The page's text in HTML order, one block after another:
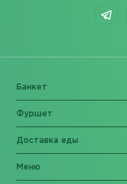
Банкет
Фуршет
Доставка еды
Меню